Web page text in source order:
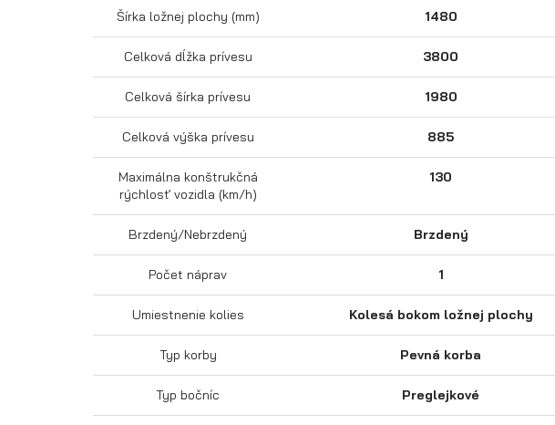
Šírka ložnej plochy (mm) 1480
Celková dĺžka prívesu 3800
Celková šírka prívesu 1980
Celková výška prívesu 885
Maximálna konštrukčná
rýchlosť vozidla (km/h)
130
Brzdený/Nebrzdený Brzdený
Počet náprav 1
Umiestnenie kolies Kolesá bokom ložnej plochy
Typ korby Pevná korba
Typ bočníc Preglejkové